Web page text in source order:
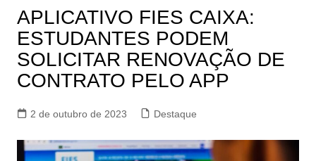
APLICATIVO FIES CAIXA:
ESTUDANTES PODEM
SOLICITAR RENOVAÇÃO DE
CONTRATO PELO APP
2 de outubro de 2023 Destaque